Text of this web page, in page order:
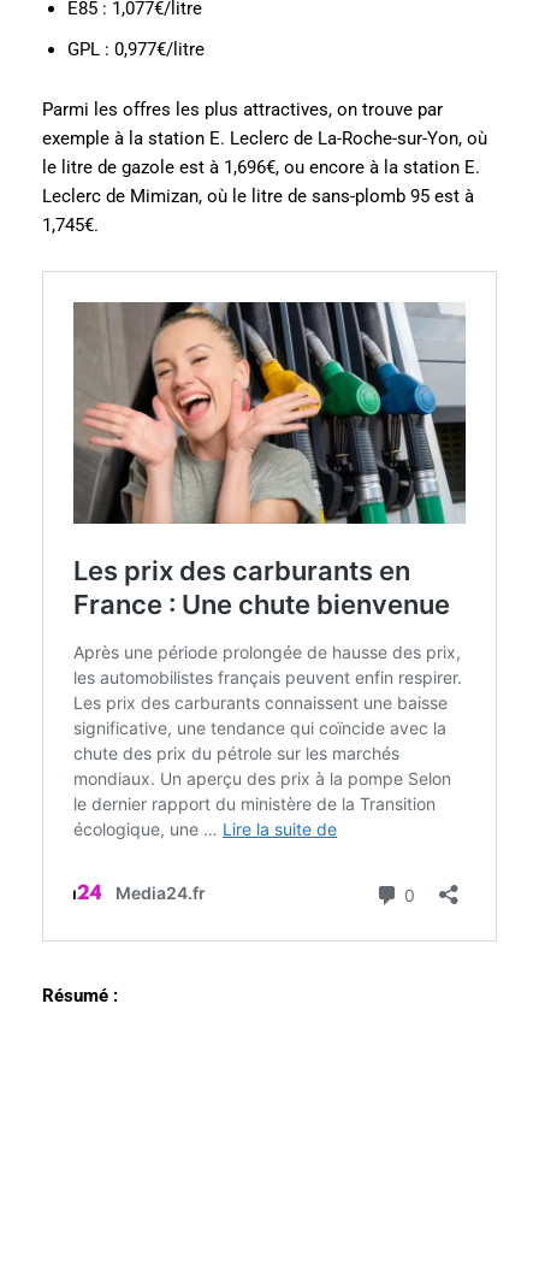
E85 : 1,077€/litre
GPL : 0,977€/litre
Parmi les offres les plus attractives, on trouve par
exemple à la station E. Leclerc de La-Roche-sur-Yon, où
le litre de gazole est à 1,696€, ou encore à la station E.
Leclerc de Mimizan, où le litre de sans-plomb 95 est à
1,745€.
Résumé :